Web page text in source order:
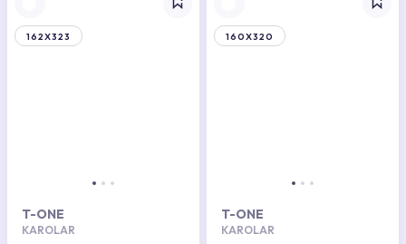
162X323
T-ONE
KAROLAR
160X320
T-ONE
KAROLAR